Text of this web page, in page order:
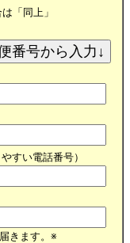
「同上」
すい電話番号）
きます。※